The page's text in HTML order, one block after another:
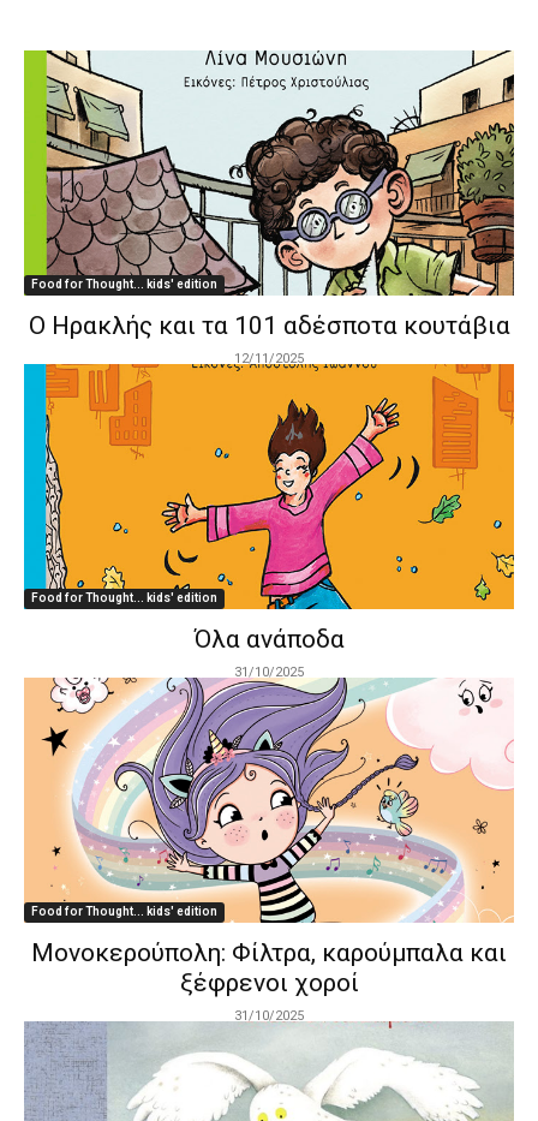
Food for Thought... kids' edition
Ο Ηρακλής και τα 101 αδέσποτα κουτάβια
12/11/2025
Food for Thought... kids' edition
Όλα ανάποδα
31/10/2025
Food for Thought... kids' edition
Μονοκερούπολη: Φίλτρα, καρούμπαλα και
ξέφρενοι χοροί
31/10/2025